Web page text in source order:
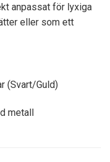
anpassat för lyxiga
eller som ett
(Svart/Guld)
metall